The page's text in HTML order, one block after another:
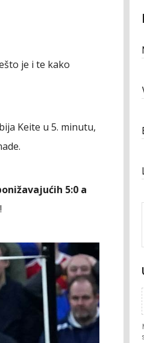
je i te kako
Keite u 5. minutu,
5:0 a